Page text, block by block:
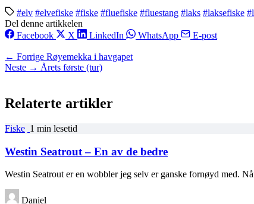
#elv #elvefiske #fiske #fluefiske #fluestang #laks #laksefiske
Del denne artikkelen
Facebook
X LinkedIn WhatsApp E-post
← Forrige Røyemekka i havgapet
Neste → Årets første (tur)
Relaterte artikler
Fiske 1 min lesetid
Westin Seatrout – En av de bedre
Westin Seatrout er en wobbler jeg selv er ganske fornøyd med.
Daniel